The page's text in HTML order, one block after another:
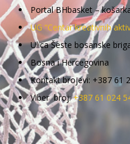
Portal BHbasket –
UG “Centar kreativnih
Ulica Šeste bosanske
Bosna i Hercegovina
Kontakt brojevi: +387 61
Viber broj:+387 61 024